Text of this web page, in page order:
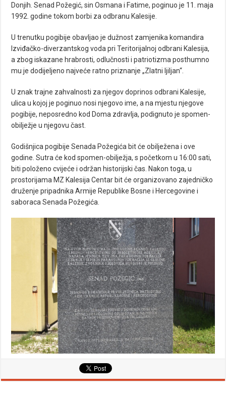
Donjih. Senad Požegić, sin Osmana i Fatime, poginuo je 11. maja
1992. godine tokom borbi za odbranu Kalesije.
U trenutku pogibije obavljao je dužnost zamjenika komandira
Izviđačko-diverzantskog voda pri Teritorijalnoj odbrani Kalesija,
a zbog iskazane hrabrosti, odlučnosti i patriotizma posthumno
mu je dodijeljeno najveće ratno priznanje „Zlatni ljiljan“.
U znak trajne zahvalnosti za njegov doprinos odbrani Kalesije,
ulica u kojoj je poginuo nosi njegovo ime, a na mjestu njegove
pogibije, neposredno kod Doma zdravlja, podignuto je spomen-
obilježje u njegovu čast.
Godišnjica pogibije Senada Požegića bit će obilježena i ove
godine. Sutra će kod spomen-obilježja, s početkom u 16:00 sati,
biti položeno cvijeće i održan historijski čas. Nakon toga, u
prostorijama MZ Kalesija Centar bit će organizovano zajedničko
druženje pripadnika Armije Republike Bosne i Hercegovine i
saboraca Senada Požegića.